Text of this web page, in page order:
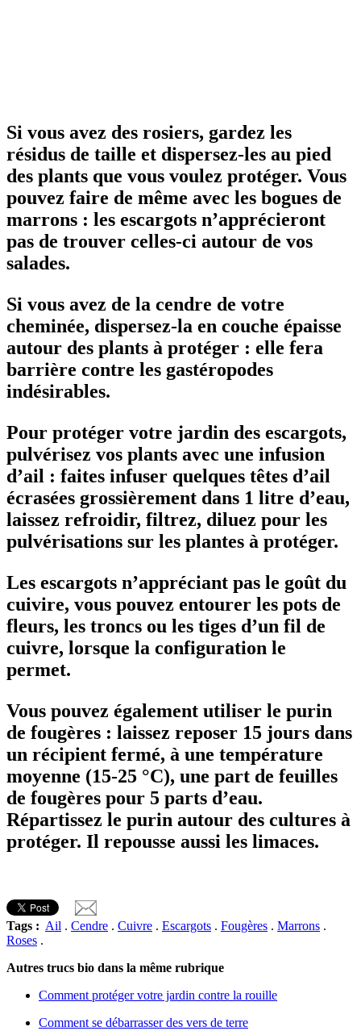
Si vous avez des rosiers, gardez les
résidus de taille et dispersez-les au pied
des plants que vous voulez protéger. Vous
pouvez faire de même avec les bogues de
marrons : les escargots n’apprécieront
pas de trouver celles-ci autour de vos
salades.
Si vous avez de la cendre de votre
cheminée, dispersez-la en couche épaisse
autour des plants à protéger : elle fera
barrière contre les gastéropodes
indésirables.
Pour protéger votre jardin des escargots,
pulvérisez vos plants avec une infusion
d’ail : faites infuser quelques têtes d’ail
écrasées grossièrement dans 1 litre d’eau,
laissez refroidir, filtrez, diluez pour les
pulvérisations sur les plantes à protéger.
Les escargots n’appréciant pas le goût du
cuivire, vous pouvez entourer les pots de
fleurs, les troncs ou les tiges d’un fil de
cuivre, lorsque la configuration le
permet.
Vous pouvez également utiliser le purin
de fougères : laissez reposer 15 jours dans
un récipient fermé, à une température
moyenne (15-25 °C), une part de feuilles
de fougères pour 5 parts d’eau.
Répartissez le purin autour des cultures à
protéger. Il repousse aussi les limaces.
Tags : Ail . Cendre . Cuivre . Escargots . Fougères . Marrons .
Roses .
Autres trucs bio dans la même rubrique
Comment protéger votre jardin contre la rouille
Comment se débarrasser des vers de terre